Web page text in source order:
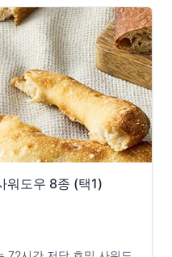
워도우 8종 (택1)